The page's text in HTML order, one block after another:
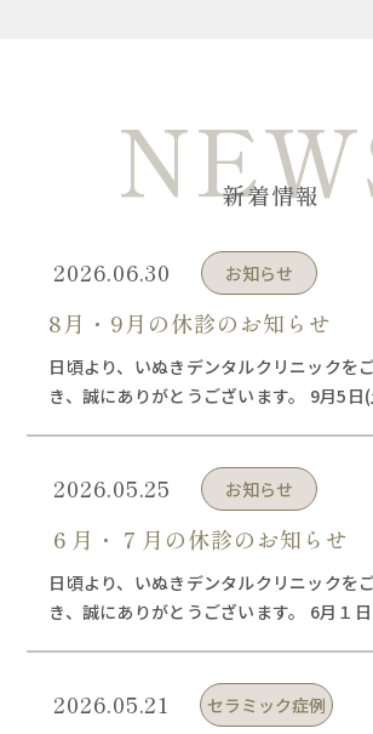
新着情報
2026.06.30 お知らせ
8月・9月の休診のお知らせ
日頃より、いぬきデンタルクリニックを
き、誠にありがとうございます。 9月5日
夏季休暇 […]
2026.05.25 お知らせ
６月・７月の休診のお知らせ
日頃より、いぬきデンタルクリニックを
き、誠にありがとうございます。 6月１
[…]
2026.05.21 セラミック症例